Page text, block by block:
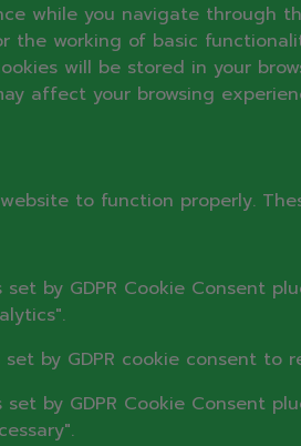
while you navigate
the working of basic
will be stored in your
affect your browsing
to function properly.
set by GDPR Cookie Consent
set by GDPR cookie consent
set by GDPR Cookie Consent